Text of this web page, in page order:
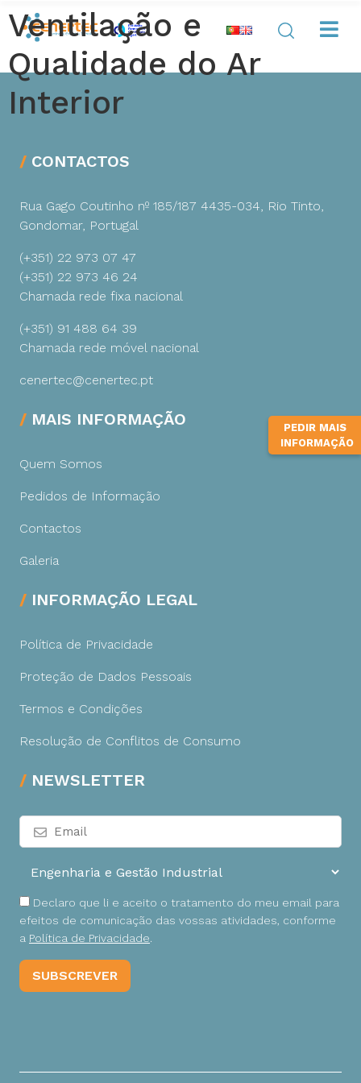
PEDIR MAIS
INFORMAÇÃO
Ventilação e
Qualidade do Ar
Interior
CONTACTOS
Rua Gago Coutinho nº 185/187 4435-034, Rio Tinto,
Gondomar, Portugal
(+351) 22 973 07 47
(+351) 22 973 46 24
Chamada rede fixa nacional
(+351) 91 488 64 39
Chamada rede móvel nacional
cenertec@cenertec.pt
MAIS INFORMAÇÃO
Quem Somos
Pedidos de Informação
Contactos
Galeria
INFORMAÇÃO LEGAL
Política de Privacidade
Proteção de Dados Pessoais
Termos e Condições
Resolução de Conflitos de Consumo
NEWSLETTER
Declaro que li e aceito o tratamento do meu email para
efeitos de comunicação das vossas atividades, conforme
a Política de Privacidade